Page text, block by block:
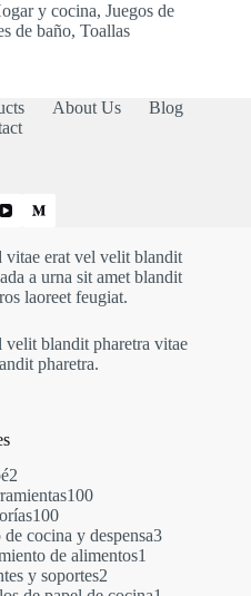
precios:
desde
91,05 €
y cocina,Juegos de
de baño,Toallas
About Us
Blog
erat vel velit blandit
a urna sit amet blandit
laoreet feugiat.
velit blandit pharetra vitae
pharetra.
22
productos
100100
100100
productos
cocina y despensa33
de alimentos1
y soportes22